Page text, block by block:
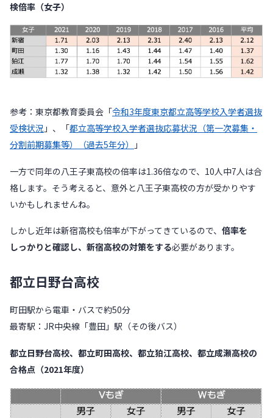
検倍率（女子）
参考：東京都教育委員会「令和3年度東京都立高等学校入学者選抜
受検状況 」、「都立高等学校入学者選抜応募状況（第一次募集・
分割前期募集等）（過去5年分）
」
一方で同年の八王子東高校の倍率は1.36倍なので、10人中7人は合
格します。そう考えると、意外と八王子東高校の方が受かりやす
いかもしれませんね。
しかし近年は新宿高校も倍率が下がってきているので、 倍率を
しっかりと確認し、新宿高校の対策をする必要があります。
都立日野台高校
町田駅から電車・バスで約50分
最寄駅：JR中央線「豊田」駅（その後バス）
都立日野台高校、都立町田高校、都立狛江高校、都立成瀬高校の
合格点（2021年度）